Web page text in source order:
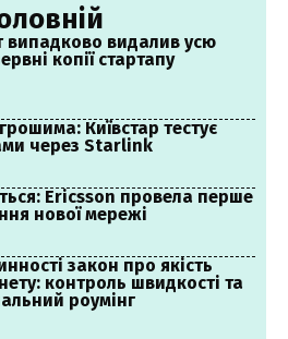
випадково видалив усю
копії стартапу
Київстар тестує
через Starlink
Ericsson провела перше
нової мережі
закон про якість
контроль швидкості та
роумінг